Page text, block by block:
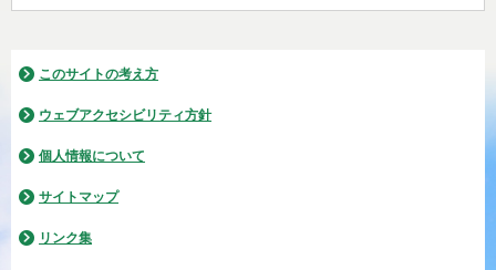
このサイトの考え方
ウェブアクセシビリティ方針
個人情報について
サイトマップ
リンク集